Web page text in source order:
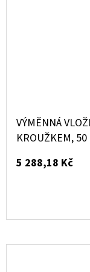
VÝMĚNNÁ
KROUŽKEM,
5 288,18 Kč